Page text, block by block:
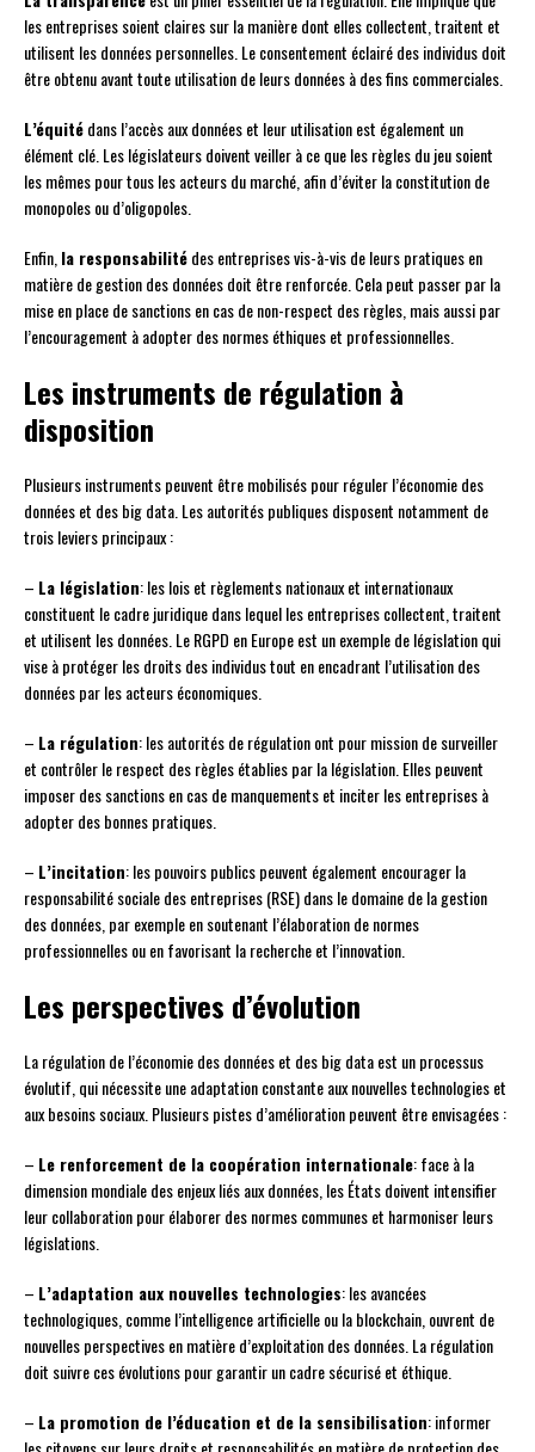
les entreprises soient claires sur la manière dont elles collectent, traitent et
utilisent les données personnelles. Le consentement éclairé des individus doit
être obtenu avant toute utilisation de leurs données à des fins commerciales.
L’équitédans l’accès aux données et leur utilisation est également un
élément clé. Les législateurs doivent veiller à ce que les règles du jeu soient
les mêmes pour tous les acteurs du marché, afin d’éviter la constitution de
monopoles ou d’oligopoles.
Enfin,la responsabilitédes entreprises vis-à-vis de leurs pratiques en
matière de gestion des données doit être renforcée. Cela peut passer par la
mise en place de sanctions en cas de non-respect des règles, mais aussi par
l’encouragement à adopter des normes éthiques et professionnelles.
Les instruments de régulation à
disposition
Plusieurs instruments peuvent être mobilisés pour réguler l’économie des
données et des big data. Les autorités publiques disposent notamment de
trois leviers principaux :
– La législation: les lois et règlements nationaux et internationaux
constituent le cadre juridique dans lequel les entreprises collectent, traitent
et utilisent les données. Le RGPD en Europe est un exemple de législation qui
vise à protéger les droits des individus tout en encadrant l’utilisation des
données par les acteurs économiques.
– La régulation: les autorités de régulation ont pour mission de surveiller
et contrôler le respect des règles établies par la législation. Elles peuvent
imposer des sanctions en cas de manquements et inciter les entreprises à
adopter des bonnes pratiques.
– L’incitation: les pouvoirs publics peuvent également encourager la
responsabilité sociale des entreprises (RSE) dans le domaine de la gestion
des données, par exemple en soutenant l’élaboration de normes
professionnelles ou en favorisant la recherche et l’innovation.
Les perspectives d’évolution
La régulation de l’économie des données et des big data est un processus
évolutif, qui nécessite une adaptation constante aux nouvelles technologies et
aux besoins sociaux. Plusieurs pistes d’amélioration peuvent être envisagées :
– Le renforcement de la coopération internationale: face à la
dimension mondiale des enjeux liés aux données, les États doivent intensifier
leur collaboration pour élaborer des normes communes et harmoniser leurs
législations.
– L’adaptation aux nouvelles technologies: les avancées
technologiques, comme l’intelligence artificielle ou la blockchain, ouvrent de
nouvelles perspectives en matière d’exploitation des données. La régulation
doit suivre ces évolutions pour garantir un cadre sécurisé et éthique.
– La promotion de l’éducation et de la sensibilisation: informer